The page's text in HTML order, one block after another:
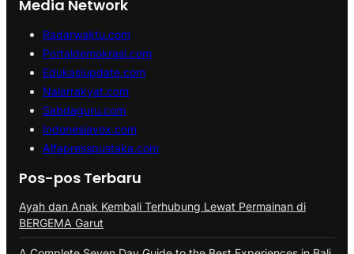
Media Network
Radarwaktu.com
Portaldemokrasi.com
Edukasiupdate.com
Nalarrakyat.com
Sabdaguru.com
Indonesiavox.com
Alfapresspustaka.com
Pos-pos Terbaru
Ayah dan Anak Kembali Terhubung Lewat Permainan di
BERGEMA Garut